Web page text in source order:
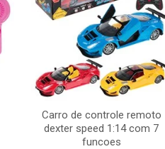
Carro de controle remoto
dexter speed 1:14 com 7
funcoes